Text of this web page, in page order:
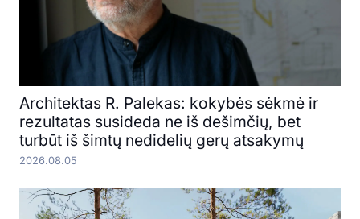
Architektas R. Palekas: kokybės sėkmė ir
rezultatas susideda ne iš dešimčių, bet
turbūt iš šimtų nedidelių gerų atsakymų
2026.08.05